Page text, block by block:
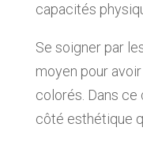
capacités
Se soigner par
moyen pour
colorés. Dans ce
côté esthétique